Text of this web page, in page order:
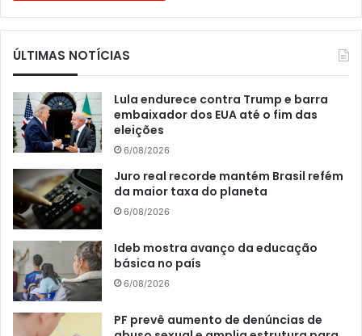
ÚLTIMAS NOTÍCIAS
Lula endurece contra Trump e barra
embaixador dos EUA até o fim das
eleições
6/08/2026
Juro real recorde mantém Brasil refém
da maior taxa do planeta
6/08/2026
Ideb mostra avanço da educação
básica no país
6/08/2026
PF prevê aumento de denúncias de